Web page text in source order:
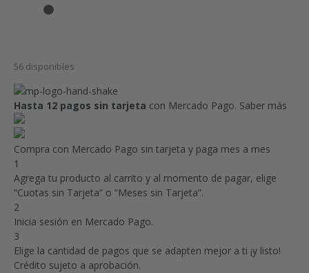
56 disponibles
Hasta 12 pagos sin tarjeta con Mercado Pago. Saber más
Compra con Mercado Pago sin tarjeta y paga mes a mes
1
Agrega tu producto al carrito y al momento de pagar, elige
“Cuotas sin Tarjeta” o “Meses sin Tarjeta”.
2
Inicia sesión en Mercado Pago.
3
Elige la cantidad de pagos que se adapten mejor a ti ¡y listo!
Crédito sujeto a aprobación.